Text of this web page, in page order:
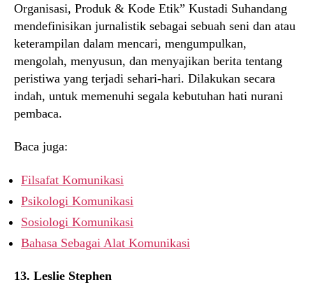
Organisasi, Produk & Kode Etik” Kustadi Suhandang
mendefinisikan jurnalistik sebagai sebuah seni dan atau
keterampilan dalam mencari, mengumpulkan,
mengolah, menyusun, dan menyajikan berita tentang
peristiwa yang terjadi sehari-hari. Dilakukan secara
indah, untuk memenuhi segala kebutuhan hati nurani
pembaca.
Baca juga:
Filsafat Komunikasi
Psikologi Komunikasi
Sosiologi Komunikasi
Bahasa Sebagai Alat Komunikasi
13. Leslie Stephen